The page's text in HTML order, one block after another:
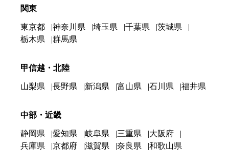
関東
東京都 神奈川県 埼玉県 千葉県
茨城県
栃木県
群馬県
甲信越・北陸
山梨県 長野県 新潟県 富山県 石川県 福井県
中部・近畿
静岡県 愛知県 岐阜県 三重県
大阪府
兵庫県
京都府 滋賀県 奈良県 和歌山県